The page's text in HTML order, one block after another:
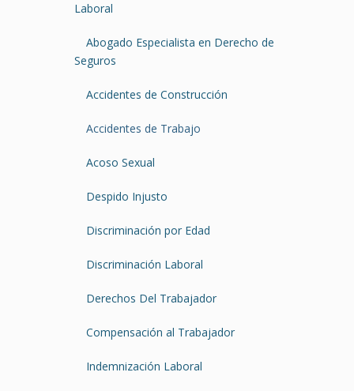
Laboral
Abogado Especialista en Derecho de
Seguros
Accidentes de Construcción
Accidentes de Trabajo
Acoso Sexual
Despido Injusto
Discriminación por Edad
Discriminación Laboral
Derechos Del Trabajador
Compensación al Trabajador
Indemnización Laboral